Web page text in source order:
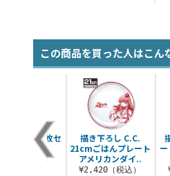
この商品を買った人はこん
のコイン【3枚セ
（税込）
描き下ろし C.C.
21cmごはんプレート
アメリカンダイ..
¥2,420（税込）